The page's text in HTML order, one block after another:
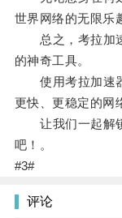
世界网络的无限乐
总之，考拉加速
的神奇工具。
使用考拉加速器
更快、更稳定的网
让我们一起解锁
吧！。
#3#
评论